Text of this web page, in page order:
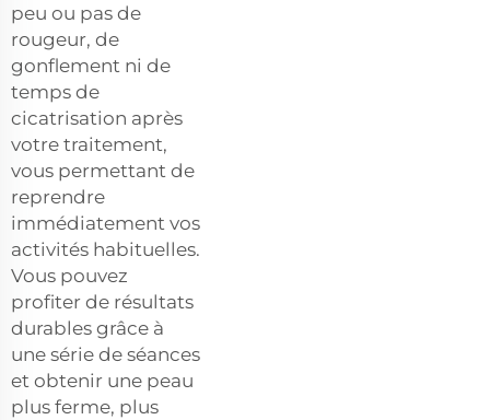
peu ou pas de
rougeur, de
gonflement ni de
temps de
cicatrisation après
votre traitement,
vous permettant de
reprendre
immédiatement vos
activités habituelles.
Vous pouvez
profiter de résultats
durables grâce à
une série de séances
et obtenir une peau
plus ferme, plus